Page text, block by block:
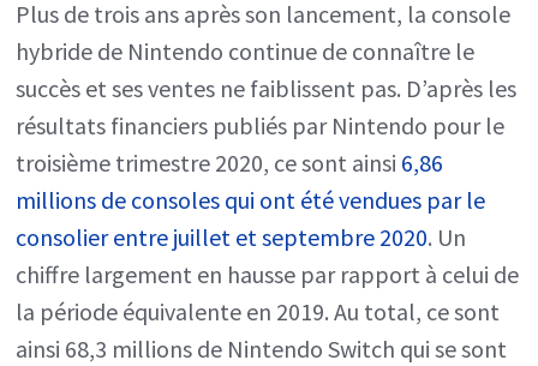
Plus de trois ans après son lancement, la console
hybride de Nintendo continue de connaître le
succès et ses ventes ne faiblissent pas. D’après les
résultats financiers publiés par Nintendo pour le
troisième trimestre 2020, ce sont ainsi 6,86
millions de consoles qui ont été vendues par le
consolier entre juillet et septembre 2020. Un
chiffre largement en hausse par rapport à celui de
la période équivalente en 2019. Au total, ce sont
ainsi 68,3 millions de Nintendo Switch qui se sont